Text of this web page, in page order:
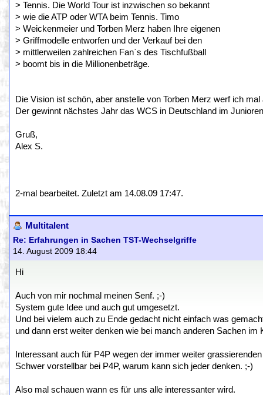
> Tennis. Die World Tour ist inzwischen so bekannt
> wie die ATP oder WTA beim Tennis. Timo
> Weickenmeier und Torben Merz haben Ihre eigenen
> Griffmodelle entworfen und der Verkauf bei den
> mittlerweilen zahlreichen Fan`s des Tischfußball
> boomt bis in die Millionenbeträge.
Die Vision ist schön, aber anstelle von Torben Merz werf ich
Der gewinnt nächstes Jahr das WCS in Deutschland im
Gruß,
Alex S.
2-mal bearbeitet. Zuletzt am 14.08.09 17:47.
Multitalent
Re: Erfahrungen in Sachen TST-Wechselgriffe
14. August 2009 18:44
Hi
Auch von mir nochmal meinen Senf. ;-)
System gute Idee und auch gut umgesetzt.
Und bei vielem auch zu Ende gedacht nicht einfach was
und dann erst weiter denken wie bei manch anderen Sachen im
Interessant auch für P4P wegen der immer weiter
Schwer vorstellbar bei P4P, warum kann sich jeder denken. ;-)
Also mal schauen wann es für uns alle interessanter wird.